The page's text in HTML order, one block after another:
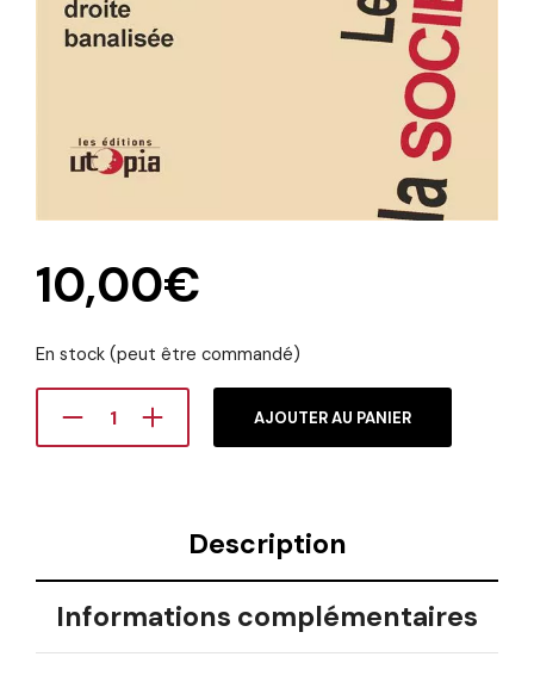
10,00€
En stock (peut être commandé)
AJOUTER AU PANIER
Description
Informations complémentaires